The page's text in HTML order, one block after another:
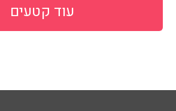
עוד קטעים